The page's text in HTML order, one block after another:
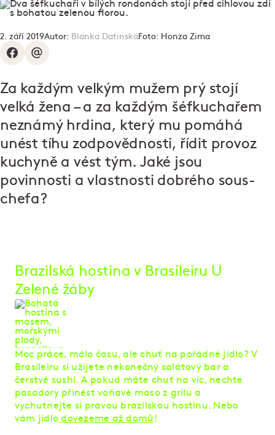
2. září 2019Autor: Blanka DatinskáFoto: Honza Zima
Za každým velkým mužem prý stojí
velká žena – a za každým šéfkuchařem
neznámý hrdina, který mu pomáhá
unést tíhu zodpovědnosti, řídit provoz
kuchyně a vést tým. Jaké jsou
povinnosti a vlastnosti dobrého sous-
chefa?
Brazilská hostina v Brasileiru U
Zelené žáby
Moc práce, málo času, ale chuť na pořádné jídlo? V
Brasileiru si užijete nekonečný salátový bar a
čerstvé sushi. A pokud máte chuť na víc, nechte
pasadory přinést voňavé maso z grilu a
vychutnejte si pravou brazilskou hostinu. Nebo
vám jídlo dovezeme až domů !